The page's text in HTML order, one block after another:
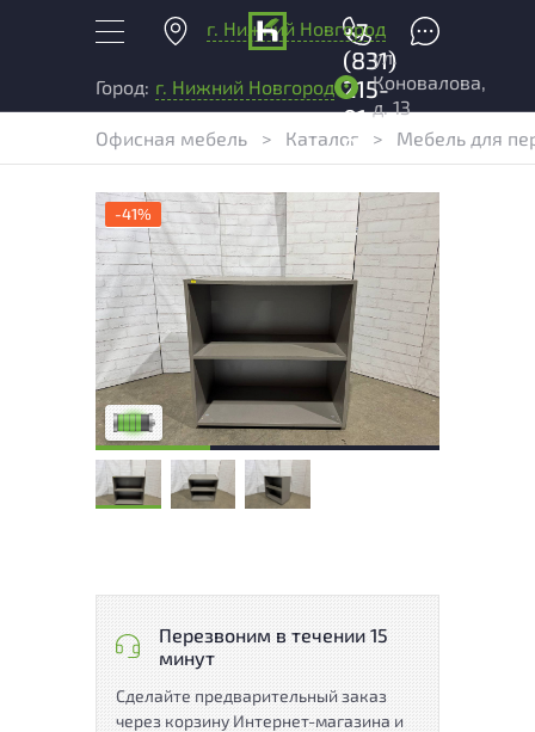
г. Нижний Новгород
+7
(831)
215-
01-
04
Город: г. Нижний Новгород
ул.
Коновалова,
д. 13
Офисная мебель
> Каталог > Мебель для
-41%
У товара присутствуют незначительные
следы эксплуатации, не влияющие на
удобство его использования
Низкая степень износа
Перезвоним в течении 15
минут
Сделайте предварительный заказ
через корзину Интернет-магазина и